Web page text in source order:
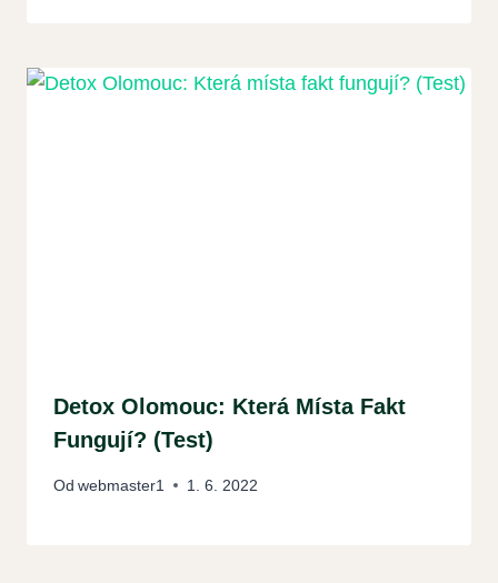
Detox Olomouc: Která Místa Fakt
Fungují? (Test)
Od webmaster1 1. 6. 2022